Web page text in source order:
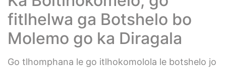
fitlhelwa ga Botshelo bo
Molemo go ka Diragala
Go tlhomphana le go itlhokomolola le botshelo jo